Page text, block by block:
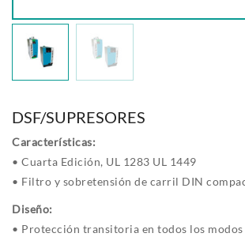
DSF/SUPRESORES
Características:
• Cuarta Edición, UL 1283 UL 1449
• Filtro y sobretensión de carril DIN
Diseño:
• Protección transitoria en todos los modos